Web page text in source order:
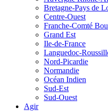
Bretagne-Pays de
Centre-Ouest
Franche-Comté
Grand Est
Ile-de-France
Languedoc-
Nord-Picardie
Normandie
Océan Indien
Sud-Est
Sud-Ouest
Agir